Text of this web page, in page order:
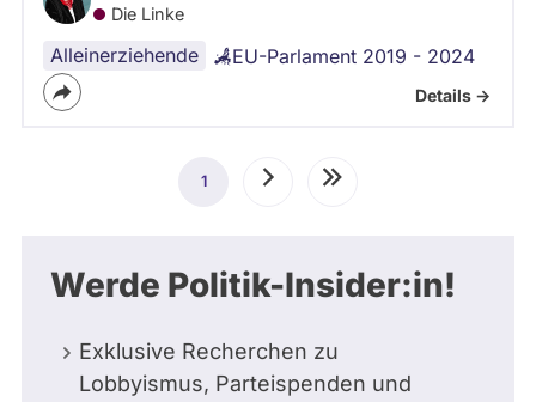
Die Linke
Alleinerziehende EU-Parlament 2019 - 2024
Details ->
Seitennummerierung
Aktuelle
1 NächsteLetzte
Werde Politik-Insider:in!
Exklusive Recherchen zu
Lobbyismus, Parteispenden und